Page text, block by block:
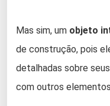
Mas sim, um objeto
de construção, pois
detalhadas sobre
com outros